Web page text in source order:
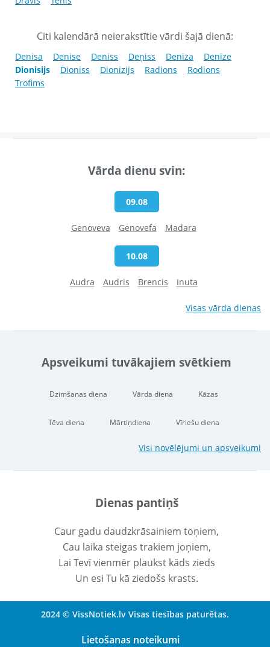
Citi kalendārā neierakstītie vārdi šajā dienā:
Denisa Denise Deniss Deņiss Denīza
Denīze
Dionisijs
Dioniss Dionizijs Radions
Rodions
Trofims
Vārda dienu svin:
09.08
Genoveva Genovefa Madara
10.08
Audra Audris Brencis Inuta
Visas vārda dienas
Apsveikumi tuvākajiem svētkiem
Dzimšanas diena Vārda diena Kāzas
Tēva diena Mārtiņdiena Vīriešu diena
Visi novēlējumi un apsveikumi
Dienas pantiņš
Caur gadu daudzkrāsainiem toņiem,
Cau laika steigas trakiem joņiem,
Lai Tevī vienmēr plaukst kāds zieds
Un esi Tu kā ziedošs krasts.
2024 © VissNotiek.lv Visas tiesības paturētas.
Lietošanas noteikumi